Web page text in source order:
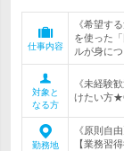
仕事内容
《希望す
を使った
ルが身につ
対象と
なる方
《未経験
けたい方
勤務地
《原則自
【業務習